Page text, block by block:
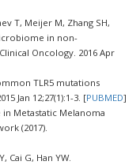
T, Meijer M, Zhang SH,
in non-
Oncology. 2016 Apr
TLR5 mutations
Jan 12;27(1):1-3. [PUBMED]
Metastatic Melanoma
(2017).
Cai G, Han YW.